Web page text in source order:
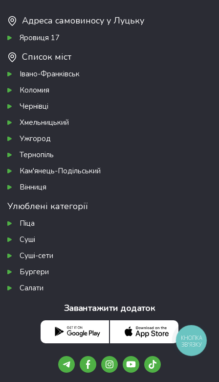
Адреса самовиносу у Луцьку
Яровиця 17
Список міст
Івано-Франківськ
Коломия
Чернівці
Хмельницький
Ужгород
Тернопіль
Кам'янець-Подільський
Вінниця
Улюблені категорії
Піца
Суші
Суші-сети
Бургери
Салати
Завантажити додаток
КНОПКА
ЗВ'ЯЗКУ